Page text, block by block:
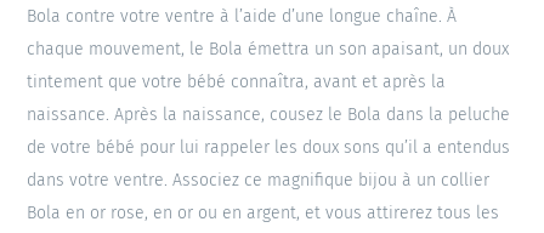
Bola contre votre ventre à l’aide d’une longue chaîne. À
chaque mouvement, le Bola émettra un son apaisant, un doux
tintement que votre bébé connaîtra, avant et après la
naissance. Après la naissance, cousez le Bola dans la peluche
de votre bébé pour lui rappeler les doux sons qu’il a entendus
dans votre ventre. Associez ce magnifique bijou à un collier
Bola en or rose, en or ou en argent, et vous attirerez tous les